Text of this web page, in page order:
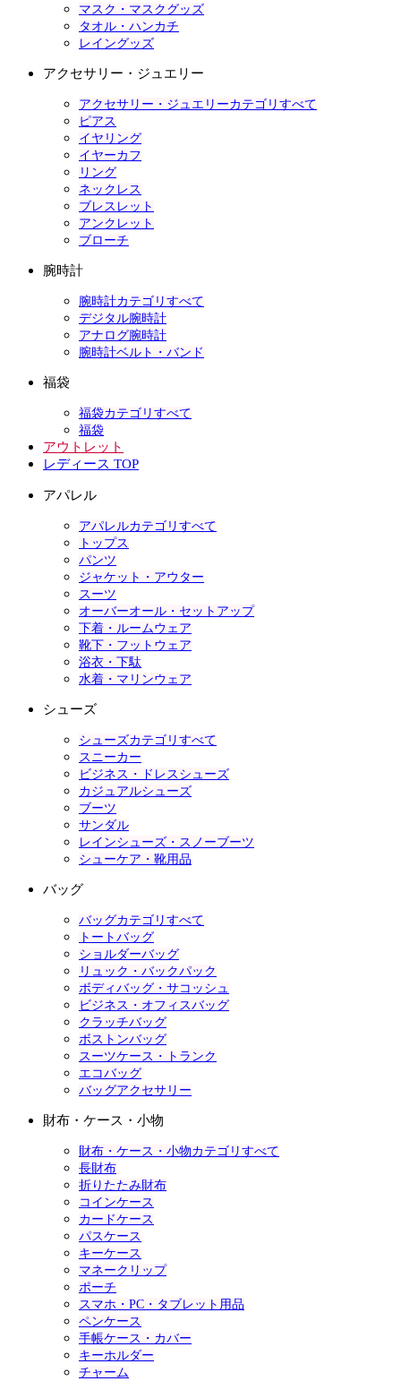
マスク・マスクグッズ
タオル・ハンカチ
レイングッズ
アクセサリー・ジュエリー
アクセサリー・ジュエリーカテゴリすべて
ピアス
イヤリング
イヤーカフ
リング
ネックレス
ブレスレット
アンクレット
ブローチ
腕時計
腕時計カテゴリすべて
デジタル腕時計
アナログ腕時計
腕時計ベルト・バンド
福袋
福袋カテゴリすべて
福袋
アウトレット
レディース TOP
アパレル
アパレルカテゴリすべて
トップス
パンツ
ジャケット・アウター
スーツ
オーバーオール・セットアップ
下着・ルームウェア
靴下・フットウェア
浴衣・下駄
水着・マリンウェア
シューズ
シューズカテゴリすべて
スニーカー
ビジネス・ドレスシューズ
カジュアルシューズ
ブーツ
サンダル
レインシューズ・スノーブーツ
シューケア・靴用品
バッグ
バッグカテゴリすべて
トートバッグ
ショルダーバッグ
リュック・バックパック
ボディバッグ・サコッシュ
ビジネス・オフィスバッグ
クラッチバッグ
ボストンバッグ
スーツケース・トランク
エコバッグ
バッグアクセサリー
財布・ケース・小物
財布・ケース・小物カテゴリすべて
長財布
折りたたみ財布
コインケース
カードケース
パスケース
キーケース
マネークリップ
ポーチ
スマホ・PC・タブレット用品
ペンケース
手帳ケース・カバー
キーホルダー
チャーム